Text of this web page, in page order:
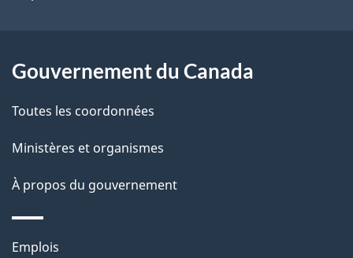
l
p
a
g
e
Gouvernement du Canada
Toutes les coordonnées
Ministères et organismes
À propos du gouvernement
Thèmes
Emplois